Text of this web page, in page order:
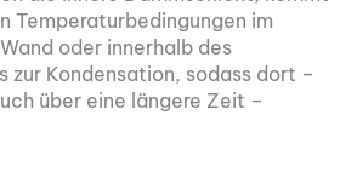
Temperaturbedingungen im
oder innerhalb des
zur Kondensation, sodass dort –
über eine längere Zeit –